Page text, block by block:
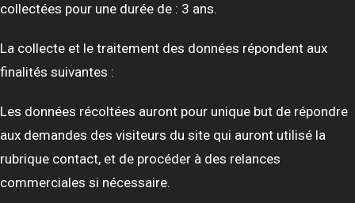
collectées pour une durée de : 3 ans.
La collecte et le traitement des données répondent aux
finalités suivantes :
Les données récoltées auront pour unique but de répondre
aux demandes des visiteurs du site qui auront utilisé la
rubrique contact, et de procéder à des relances
commerciales si nécessaire.